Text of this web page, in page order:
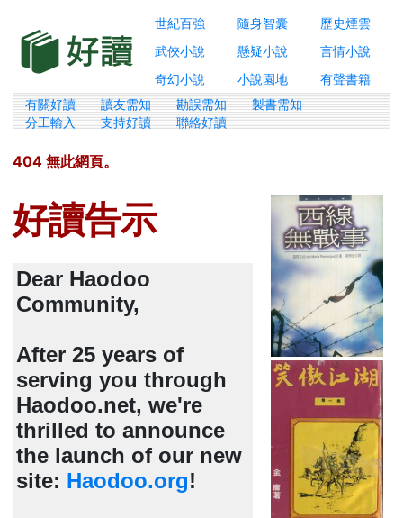
世紀百強 隨身智囊
歷史煙雲
武俠小說
懸疑小說
言情小說
奇幻小說
小說園地 有聲書籍
有關好讀 讀友需知 勘誤需知
製書需知
分工輸入
支持好讀 聯絡好讀
404 無此網頁。
好讀告示
Dear Haodoo
Community,
After 25 years of
serving you through
Haodoo.net, we're
thrilled to announce
the launch of our new
site: Haodoo.org!